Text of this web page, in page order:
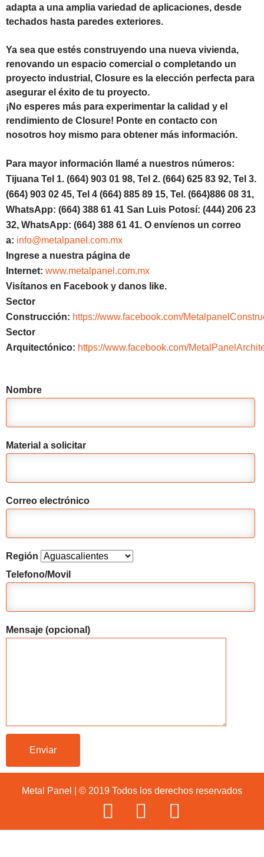
adapta a una amplia variedad de aplicaciones, desde
techados hasta paredes exteriores.
Ya sea que estés construyendo una nueva vivienda,
renovando un espacio comercial o completando un
proyecto industrial, Closure es la elección perfecta para
asegurar el éxito de tu proyecto.
¡No esperes más para experimentar la calidad y el
rendimiento de Closure! Ponte en contacto con
nosotros hoy mismo para obtener más información.
Para mayor información llamé a nuestros números:
Tijuana Tel 1. (664) 903 01 98, Tel 2. (664) 625 83 92, Tel 3.
(664) 903 02 45, Tel 4 (664) 885 89 15, Tel. (664)886 08 31,
WhatsApp: (664) 388 61 41 San Luis Potosí: (444) 206 23
32, WhatsApp: (664) 388 61 41. O envíenos un correo
a: info@metalpanel.com.mx
Ingrese a nuestra página de
Internet: www.metalpanel.com.mx
Visítanos en Facebook y danos like.
Sector
Construcción: https://www.facebook.com/
Sector
Arquitectónico: https://www.facebook.com/
Nombre
Material a solicitar
Correo electrónico
Región
Telefono/Movil
Mensaje (opcional)
Metal Panel | © 2019 Todos los derechos reservados